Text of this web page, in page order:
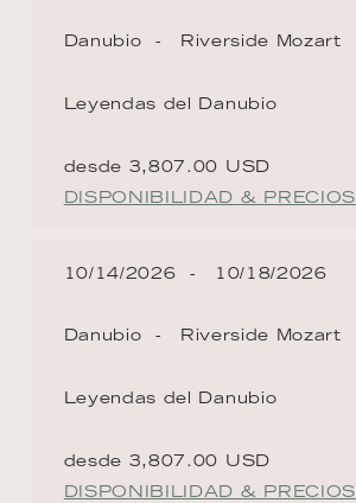
Danubio Riverside Mozart
Leyendas del Danubio
desde 3,807.00 USD
DISPONIBILIDAD & PRECIOS
10/14/2026 10/18/2026
Danubio Riverside Mozart
Leyendas del Danubio
desde 3,807.00 USD
DISPONIBILIDAD & PRECIOS